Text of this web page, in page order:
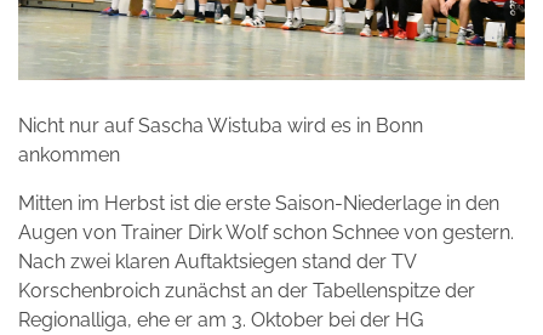
Nicht nur auf Sascha Wistuba wird es in Bonn
ankommen
Mitten im Herbst ist die erste Saison-Niederlage in den
Augen von Trainer Dirk Wolf schon Schnee von gestern.
Nach zwei klaren Auftaktsiegen stand der TV
Korschenbroich zunächst an der Tabellenspitze der
Regionalliga, ehe er am 3. Oktober bei der HG